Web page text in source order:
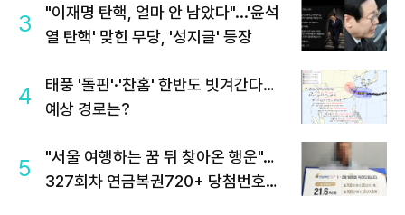
3
"이재명 탄핵, 얼마 안 남았다"...'윤석
열 탄핵' 맞힌 무당, '성지글' 등장
4
태풍 '돌핀'·'찬홈' 한반도 빗겨간다…
예상 경로는?
5
"서울 여행하는 꿈 뒤 찾아온 행운"…
327회차 연금복권720+ 당첨번호조